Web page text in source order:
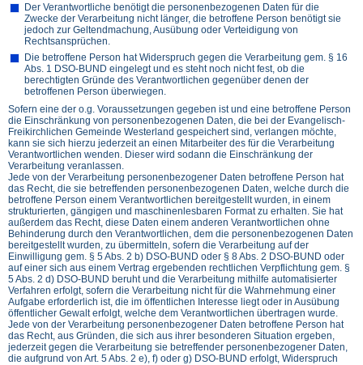
Der Verantwortliche benötigt die personenbezogenen Daten für die
Zwecke der Verarbeitung nicht länger, die betroffene Person benötigt sie
jedoch zur Geltendmachung, Ausübung oder Verteidigung von
Rechtsansprüchen.
Die betroffene Person hat Widerspruch gegen die Verarbeitung gem. § 16
Abs. 1 DSO-BUND eingelegt und es steht noch nicht fest, ob die
berechtigten Gründe des Verantwortlichen gegenüber denen der
betroffenen Person überwiegen.
Sofern eine der o.g. Voraussetzungen gegeben ist und eine betroffene Person
die Einschränkung von personenbezogenen Daten, die bei der Evangelisch-
Freikirchlichen Gemeinde Westerland gespeichert sind, verlangen möchte,
kann sie sich hierzu jederzeit an einen Mitarbeiter des für die Verarbeitung
Verantwortlichen wenden. Dieser wird sodann die Einschränkung der
Verarbeitung veranlassen.
Jede von der Verarbeitung personenbezogener Daten betroffene Person hat
das Recht, die sie betreffenden personenbezogenen Daten, welche durch die
betroffene Person einem Verantwortlichen bereitgestellt wurden, in einem
strukturierten, gängigen und maschinenlesbaren Format zu erhalten. Sie hat
außerdem das Recht, diese Daten einem anderen Verantwortlichen ohne
Behinderung durch den Verantwortlichen, dem die personenbezogenen Daten
bereitgestellt wurden, zu übermitteln, sofern die Verarbeitung auf der
Einwilligung gem. § 5 Abs. 2 b) DSO-BUND oder § 8 Abs. 2 DSO-BUND oder
auf einer sich aus einem Vertrag ergebenden rechtlichen Verpflichtung gem. §
5 Abs. 2 d) DSO-BUND beruht und die Verarbeitung mithilfe automatisierter
Verfahren erfolgt, sofern die Verarbeitung nicht für die Wahrnehmung einer
Aufgabe erforderlich ist, die im öffentlichen Interesse liegt oder in Ausübung
öffentlicher Gewalt erfolgt, welche dem Verantwortlichen übertragen wurde.
Jede von der Verarbeitung personenbezogener Daten betroffene Person hat
das Recht, aus Gründen, die sich aus ihrer besonderen Situation ergeben,
jederzeit gegen die Verarbeitung sie betreffender personenbezogener Daten,
die aufgrund von Art. 5 Abs. 2 e), f) oder g) DSO-BUND erfolgt, Widerspruch